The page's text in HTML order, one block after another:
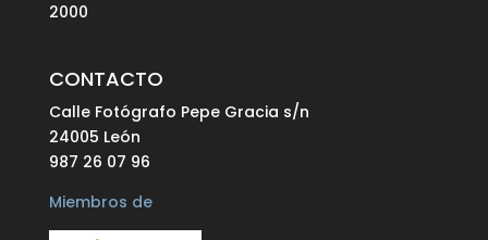
2000
CONTACTO
Calle Fotógrafo Pepe Gracia s/n
24005 León
987 26 07 96
Miembros de